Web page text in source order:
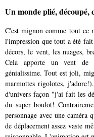
Un monde plié, découpé,
C'est mignon comme tout ce
l'impression que tout a été
décors, le vent, les nuages,
Cela apporte un vent de
génialissime. Tout est joli,
marmottes rigolotes,
d'univers façon "j'ai fait les
du super boulot!
personnage avec une
de déplacement assez vaste